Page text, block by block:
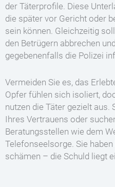
der Täterprofile. Diese
die später vor Gericht oder
sein können. Gleichzeitig
den Betrügern abbrechen
gegebenenfalls die Polizei
Vermeiden Sie es, das
Opfer fühlen sich isoliert,
nutzen die Täter gezielt aus.
Ihres Vertrauens oder
Beratungsstellen wie dem
Telefonseelsorge. Sie
schämen – die Schuld liegt